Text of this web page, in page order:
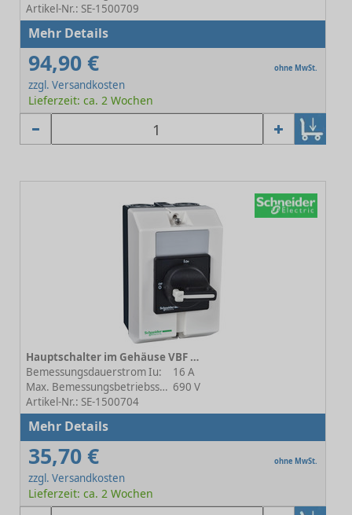
Artikel-Nr.: SE-1500709
Mehr Details
94,90 € ohne MwSt.
zzgl. Versandkosten
Lieferzeit: ca. 2 Wochen
Hauptschalter im Gehäuse VBF VBF01GE
Bemessungsdauerstrom Iu:
16 A
Max. Bemessungsbetriebsspannung Ue bei AC: 690 V
Artikel-Nr.: SE-1500704
Mehr Details
35,70 € ohne MwSt.
zzgl. Versandkosten
Lieferzeit: ca. 2 Wochen